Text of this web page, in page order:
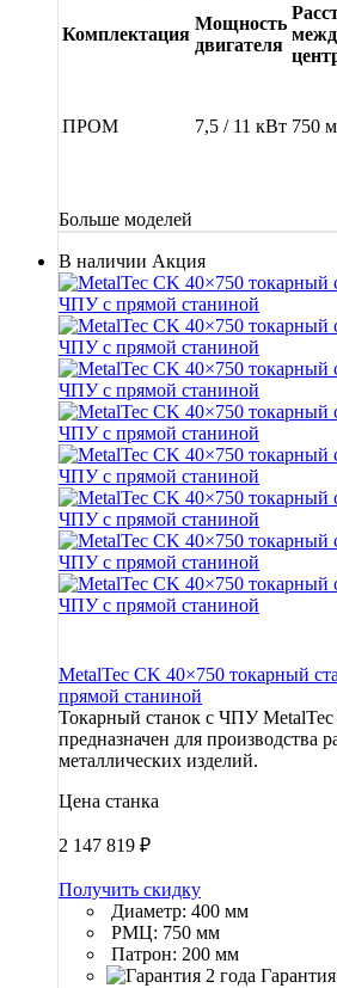
Комплектация
Мощность
двигателя
ПРОМ 7,5 / 11 кВт 750
Больше моделей
В наличии Акция
MetalTec CK 40×750 токарный
прямой станиной
Токарный станок с ЧПУ
предназначен для производства
металлических изделий.
Цена станка
2 147 819 ₽
Получить скидку
Диаметр: 400 мм
РМЦ: 750 мм
Патрон: 200 мм